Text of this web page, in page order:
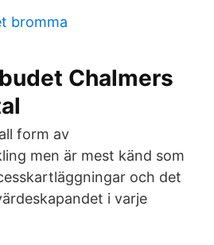
bromma
Chalmers
form av
men är mest känd som
och det
i varje